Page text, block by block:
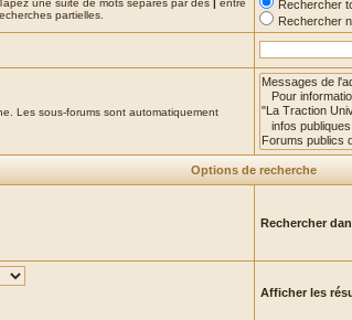
une suite de mots séparés par des | entre
partielles.
Rechercher
Rechercher
Les sous-forums sont automatiquement
Options de recherche
Rechercher
Afficher les